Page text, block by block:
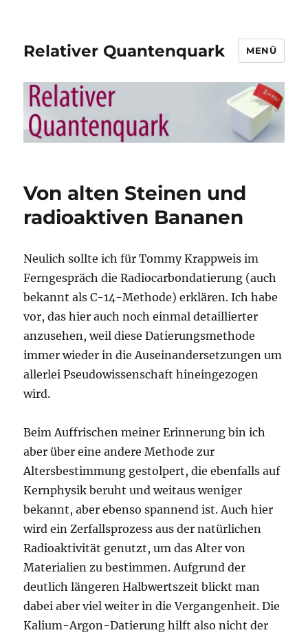
Relativer Quantenquark MENÜ
Von alten Steinen und
radioaktiven Bananen
Neulich sollte ich für Tommy Krappweis im
Ferngespräch die Radiocarbondatierung (auch
bekannt als C-14-Methode) erklären. Ich habe
vor, das hier auch noch einmal detaillierter
anzusehen, weil diese Datierungsmethode
immer wieder in die Auseinandersetzungen um
allerlei Pseudowissenschaft hineingezogen
wird.
Beim Auffrischen meiner Erinnerung bin ich
aber über eine andere Methode zur
Altersbestimmung gestolpert, die ebenfalls auf
Kernphysik beruht und weitaus weniger
bekannt, aber ebenso spannend ist. Auch hier
wird ein Zerfallsprozess aus der natürlichen
Radioaktivität genutzt, um das Alter von
Materialien zu bestimmen. Aufgrund der
deutlich längeren Halbwertszeit blickt man
dabei aber viel weiter in die Vergangenheit. Die
Kalium-Argon-Datierung hilft also nicht der